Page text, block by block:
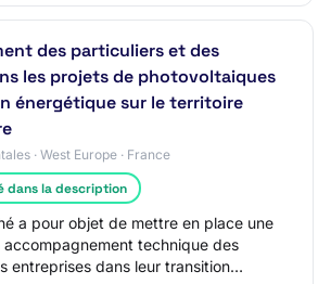
des particuliers et des
les projets de photovoltaiques
énergétique sur le territoire
· West Europe · France
dans la description
a pour objet de mettre en place une
accompagnement technique des
entreprises dans leur transition